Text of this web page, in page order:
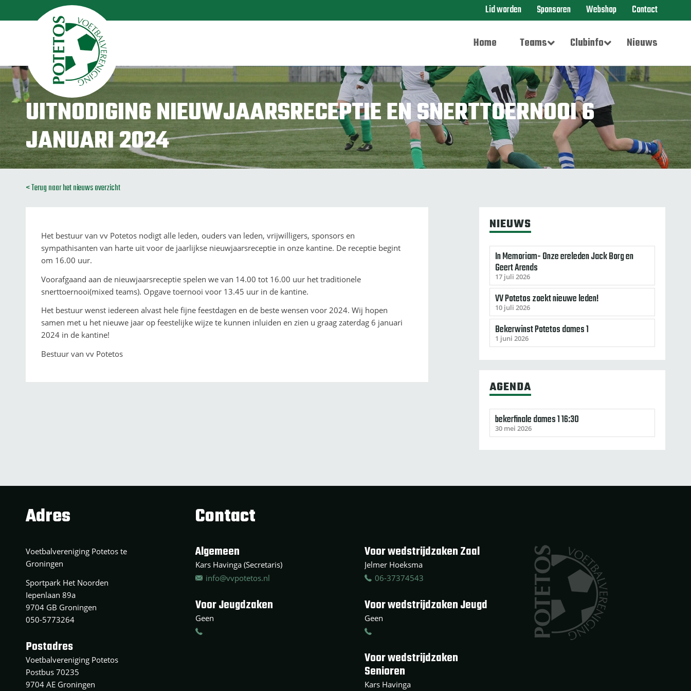
Lid worden Sponsoren Webshop Contact
Home Teams Clubinfo Nieuws
UITNODIGING NIEUWJAARSRECEPTIE EN SNERTTOERNOOI 6
JANUARI 2024
< Terug naar het nieuws overzicht
Het bestuur van vv Potetos nodigt alle leden, ouders van leden, vrijwilligers, sponsors en
sympathisanten van harte uit voor de jaarlijkse nieuwjaarsreceptie in onze kantine. De receptie begint
om 16.00 uur.
Voorafgaand aan de nieuwjaarsreceptie spelen we van 14.00 tot 16.00 uur het traditionele
snerttoernooi(mixed teams). Opgave toernooi voor 13.45 uur in de kantine.
Het bestuur wenst iedereen alvast hele fijne feestdagen en de beste wensen voor 2024. Wij hopen
samen met u het nieuwe jaar op feestelijke wijze te kunnen inluiden en zien u graag zaterdag 6 januari
2024 in de kantine!
Bestuur van vv Potetos
NIEUWS
In Memoriam- Onze ereleden Jack Borg en
Geert Arends
17 juli 2026
VV Potetos zoekt nieuwe leden!
10 juli 2026
Bekerwinst Potetos dames 1
1 juni 2026
AGENDA
bekerfinale dames 1 16:30
30 mei 2026
Adres
Voetbalvereniging Potetos te
Groningen
Sportpark Het Noorden
Iepenlaan 89a
9704 GB Groningen
050-5773264
Postadres
Voetbalvereniging Potetos
Postbus 70235
9704 AE Groningen
Contact
Algemeen
Kars Havinga (Secretaris)
info@vvpotetos.nl
Voor Jeugdzaken
Geen
Voor wedstrijdzaken Zaal
Jelmer Hoeksma
06-37374543
Voor wedstrijdzaken Jeugd
Geen
Voor wedstrijdzaken
Senioren
Kars Havinga